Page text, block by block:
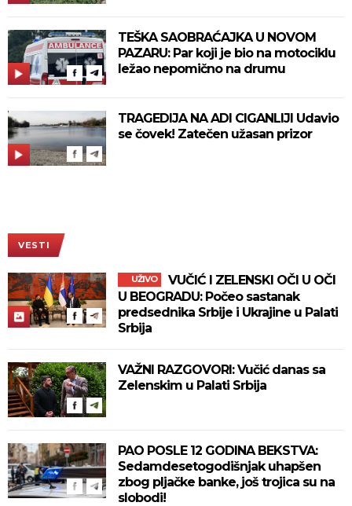
TEŠKA SAOBRAĆAJKA U NOVOM
PAZARU: Par koji je bio na motociklu
ležao nepomično na drumu
TRAGEDIJA NA ADI CIGANLIJI Udavio
se čovek! Zatečen užasan prizor
VESTI
UŽIVO
U BEOGRADU: Počeo sastanak
predsednika Srbije i Ukrajine u Palati
Srbija
VAŽNI RAZGOVORI: Vučić danas sa
Zelenskim u Palati Srbija
PAO POSLE 12 GODINA BEKSTVA:
Sedamdesetogodišnjak uhapšen
zbog pljačke banke, još trojica su na
slobodi!